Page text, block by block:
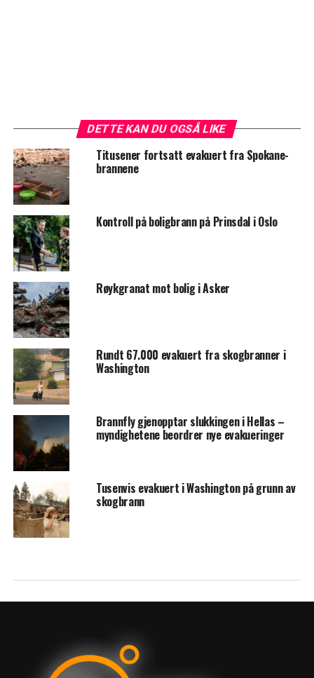
DETTE KAN DU OGSÅ LIKE
Titusener fortsatt evakuert fra Spokane-
brannene
Kontroll på boligbrann på Prinsdal i Oslo
Røykgranat mot bolig i Asker
Rundt 67.000 evakuert fra skogbranner i
Washington
Brannfly gjenopptar slukkingen i Hellas –
myndighetene beordrer nye evakueringer
Tusenvis evakuert i Washington på grunn av
skogbrann